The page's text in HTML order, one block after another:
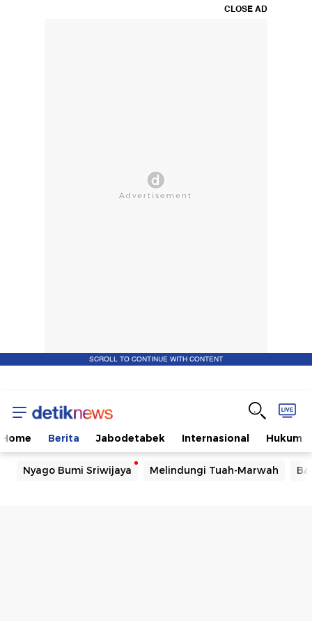
CLOSE AD
SCROLL TO CONTINUE WITH CONTENT
Home Berita Jabodetabek Internasional Hukum
Nyago Bumi Sriwijaya Melindungi Tuah-Marwah